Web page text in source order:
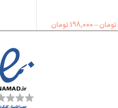
تومان–
198,000 تومان